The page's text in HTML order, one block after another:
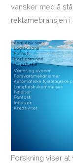
vansker med å
reklamebransjen
Forskning viser